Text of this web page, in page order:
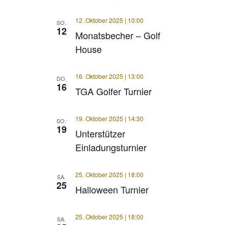
SO.
12
Monatsbecher – Golf
House
12. Oktober 2025 | 10:00
DO.
16 TGA Golfer Turnier
16. Oktober 2025 | 13:00
SO.
19
Unterstützer
Einladungsturnier
19. Oktober 2025 | 14:30
SA.
25 Halloween Turnier
25. Oktober 2025 | 18:00
SA. 25. Oktober 2025 | 18:00